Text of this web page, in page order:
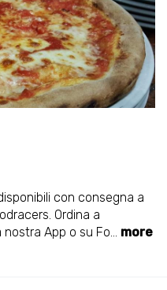
con consegna a
Ordina a
App o su Fo... more